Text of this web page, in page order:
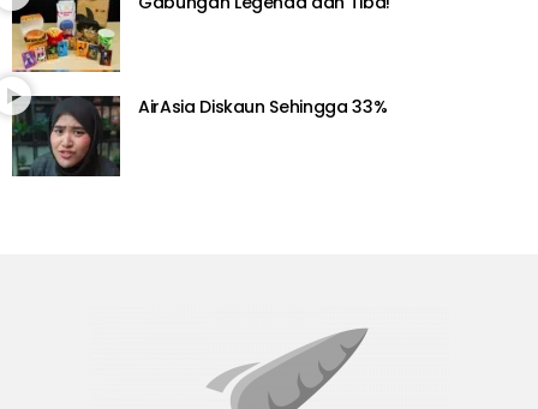
AirAsia Diskaun Sehingga 33%